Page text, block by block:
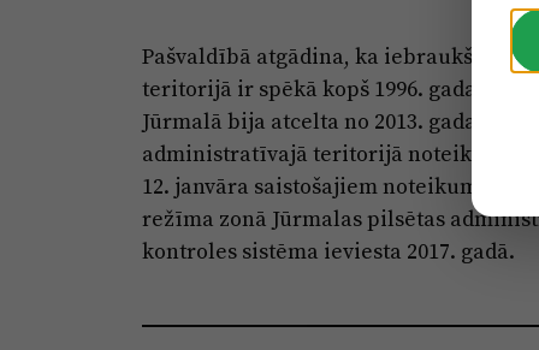
Pašvaldībā atgādina, ka iebraukšanas
teritorijā ir spēkā kopš 1996. gada.
Jūrmalā bija atcelta no 2013. gada
administratīvajā teritorijā noteikta
12. janvāra saistošajiem noteikumiem
režīma zonā Jūrmalas pilsētas
kontroles sistēma ieviesta 2017. gadā.